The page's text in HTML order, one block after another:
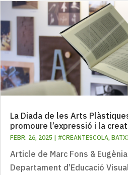
La Diada de les Arts
promoure l’expressió i la
FEBR. 26, 2025 | #CREANTESCOLA,
Article de Marc Fons &
Departament d’Educació